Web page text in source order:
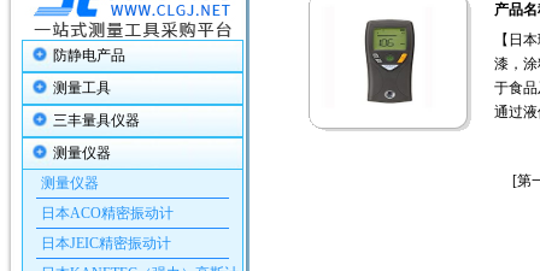
防静电产品
测量工具
三丰量具仪器
测量仪器
测量仪器
日本ACO精密振动计
日本JEIC精密振动计
产品
【日
漆，
于食品
通过
[第